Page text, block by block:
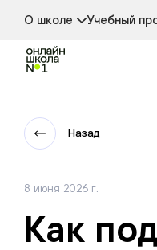
О школе
Стоимость
Сведения об
Учебный
Назад
8 июня 2026 г.
Как